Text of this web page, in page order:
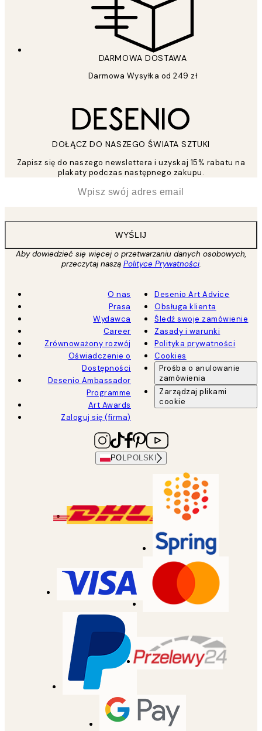
DARMOWA DOSTAWA
Darmowa Wysyłka od 249 zł
DOŁĄCZ DO NASZEGO ŚWIATA SZTUKI
Zapisz się do naszego newslettera i uzyskaj 15% rabatu na
plakaty podczas następnego zakupu.
WYŚLIJ
Aby dowiedzieć się więcej o przetwarzaniu danych osobowych,
przeczytaj naszą Polityce Prywatności.
O nas
Prasa
Wydawca
Career
Zrównoważony rozwój
Oświadczenie o
Dostępności
Desenio Ambassador
Programme
Art Awards
Zaloguj się (firma)
Desenio Art Advice
Obsługa klienta
Śledź swoje zamówienie
Zasady i warunki
Polityka prywatności
Cookies
Prośba o anulowanie
zamówienia
Zarządzaj plikami
cookie
POL POLSKI